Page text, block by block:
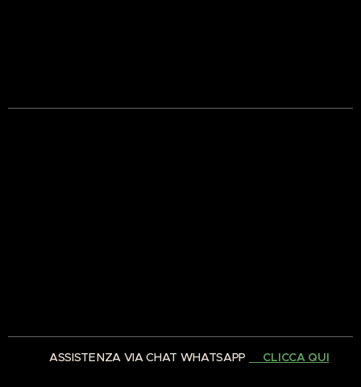
✅ ASSISTENZA VIA CHAT WHATSAPP 👉🏻CLICCA QUI